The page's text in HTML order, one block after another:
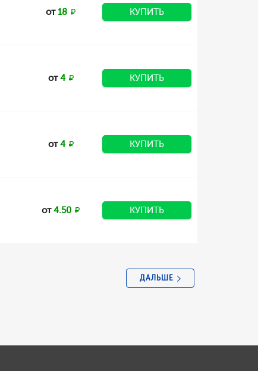
от18 КУПИТЬ
от4 КУПИТЬ
от4 КУПИТЬ
от4.50 КУПИТЬ
ДАЛЬШЕ